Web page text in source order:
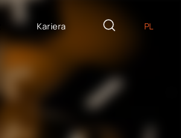
PL
Kariera